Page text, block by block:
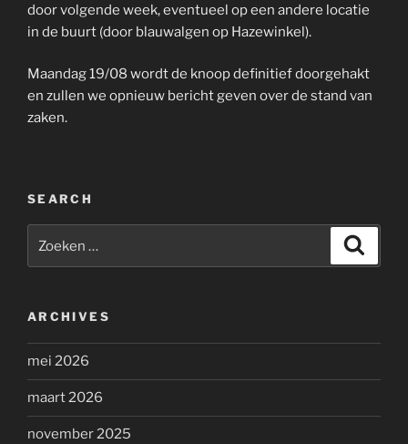
door volgende week, eventueel op een andere locatie
in de buurt (door blauwalgen op Hazewinkel).
Maandag 19/08 wordt de knoop definitief doorgehakt
en zullen we opnieuw bericht geven over de stand van
zaken.
SEARCH
naar:
ARCHIVES
mei 2026
maart 2026
november 2025